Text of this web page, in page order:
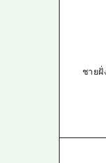
ชาย